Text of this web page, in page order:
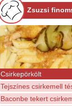
Zsuzsi
Csirkepörkölt
Tejszínes csirkemell
Baconbe tekert